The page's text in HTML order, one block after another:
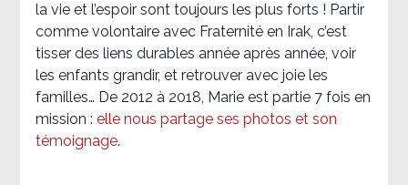
la vie et l’espoir sont toujours les plus forts ! Partir
comme volontaire avec Fraternité en Irak, c’est
tisser des liens durables année après année, voir
les enfants grandir, et retrouver avec joie les
familles… De 2012 à 2018, Marie est partie 7 fois en
mission : elle nous partage ses photos et son
témoignage.